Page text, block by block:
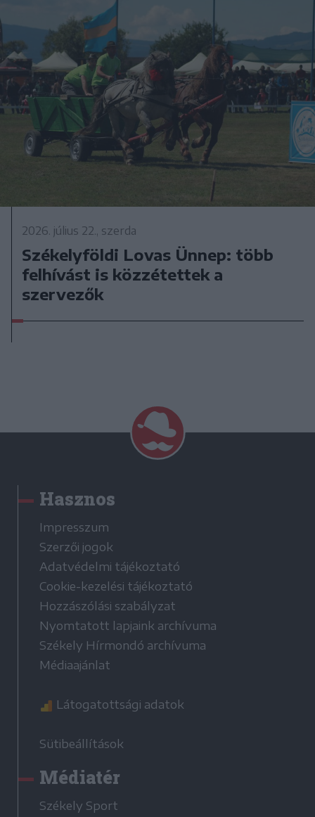
2026. július 22., szerda
Székelyföldi Lovas Ünnep: több
felhívást is közzétettek a
szervezők
Hasznos
Impresszum
Szerzői jogok
Adatvédelmi tájékoztató
Cookie-kezelési tájékoztató
Hozzászólási szabályzat
Nyomtatott lapjaink archívuma
Székely Hírmondó archívuma
Médiaajánlat
Látogatottsági adatok
Sütibeállítások
Médiatér
Székely Sport